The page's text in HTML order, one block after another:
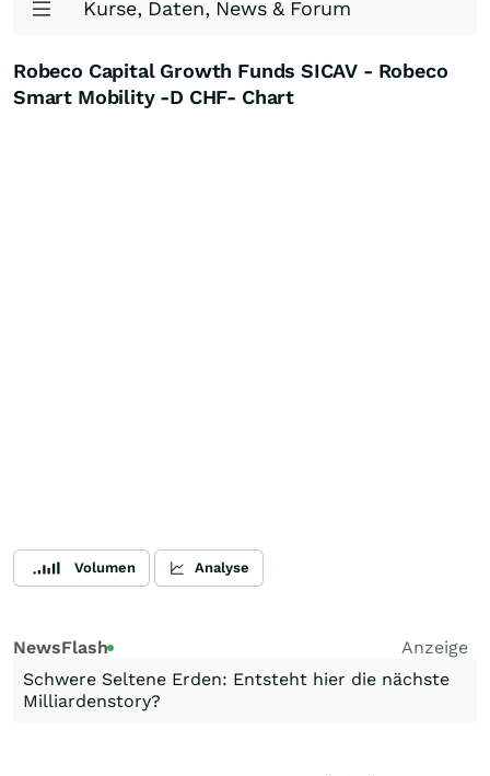
Kurse, Daten, News & Forum
Robeco Capital Growth Funds SICAV - Robeco
Smart Mobility -D CHF- Chart
Volumen Analyse
NewsFlash
Anzeige
Schwere Seltene Erden: Entsteht hier die nächste
Milliardenstory?